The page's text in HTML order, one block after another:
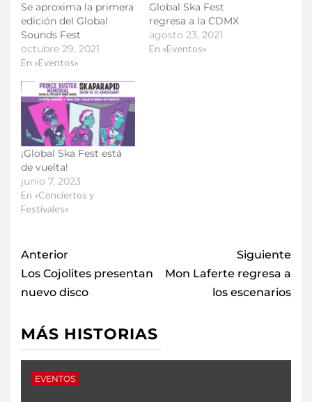
Se aproxima la primera
edición del Global
Sounds Fest
octubre 29, 2021
En «Eventos»
Global Ska Fest
regresa a la CDMX
agosto 23, 2021
En «Eventos»
¡Global Ska Fest está
de vuelta!
junio 7, 2023
En «Conciertos y
Festivales»
Anterior
Los Cojolites presentan
nuevo disco
Siguiente
Mon Laferte regresa a
los escenarios
MÁS HISTORIAS
EVENTOS